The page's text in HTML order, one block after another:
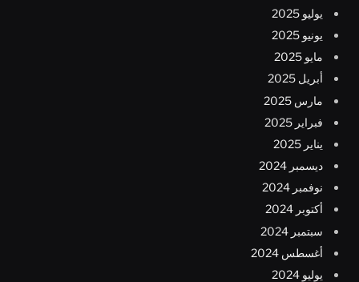
يوليو 2025
يونيو 2025
مايو 2025
أبريل 2025
مارس 2025
فبراير 2025
يناير 2025
ديسمبر 2024
نوفمبر 2024
أكتوبر 2024
سبتمبر 2024
أغسطس 2024
يوليو 2024